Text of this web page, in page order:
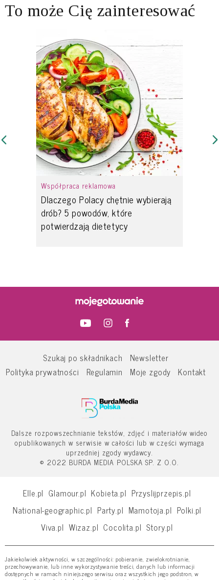
To może Cię zainteresować
Współpraca reklamowa
Dlaczego Polacy chętnie wybierają
drób? 5 powodów, które
potwierdzają dietetycy
Szukaj po składnikach
Newsletter
Polityka prywatności
Regulamin Moje zgody Kontakt
Dalsze rozpowszechnianie tekstów, zdjęć i materiałów wideo
opublikowanych w serwisie w całości lub w części wymaga
uprzedniej zgody wydawcy.
© 2022 BURDA MEDIA POLSKA SP. Z O.O.
Elle.pl Glamour.pl Kobieta.pl Przyslijprzepis.pl
National-geographic.pl Party.pl Mamotoja.pl Polki.pl
Viva.pl Wizaz.pl Cocolita.pl Story.pl
Jakiekolwiek aktywności, w szczególności: pobieranie, zwielokrotnianie,
przechowywanie, lub inne wykorzystywanie treści, danych lub informacji
dostępnych w ramach niniejszego serwisu oraz wszystkich jego podstron, w